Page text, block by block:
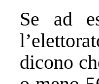
Se ad
dicono